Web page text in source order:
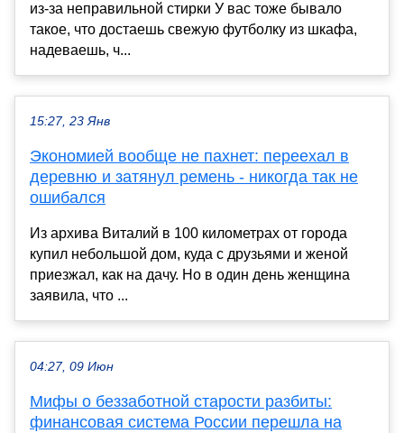
из-за неправильной стирки У вас тоже бывало
такое, что достаешь свежую футболку из шкафа,
надеваешь, ч...
15:27, 23 Янв
Экономией вообще не пахнет: переехал в
деревню и затянул ремень - никогда так не
ошибался
Из архива Виталий в 100 километрах от города
купил небольшой дом, куда с друзьями и женой
приезжал, как на дачу. Но в один день женщина
заявила, что ...
04:27, 09 Июн
Мифы о беззаботной старости разбиты:
финансовая система России перешла на